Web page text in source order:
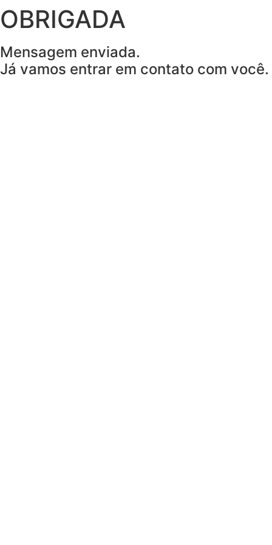
OBRIGADA
Mensagem enviada.
Já vamos entrar em contato com você.